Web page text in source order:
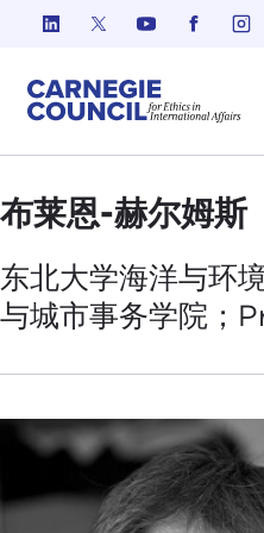
跳至内容
布莱恩-赫尔姆斯
东北大学海洋与环
与城市事务学院；